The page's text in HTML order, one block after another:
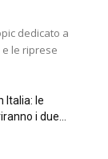
dedicato a
le riprese
Italia: le
i due...